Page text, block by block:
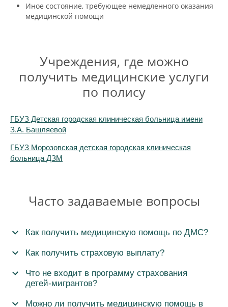
Иное состояние, требующее немедленного оказания
медицинской помощи
Учреждения, где можно
получить медицинские услуги
по полису
ГБУЗ Детская городская клиническая больница имени
З.А. Башляевой
ГБУЗ Морозовская детская городская клиническая
больница ДЗМ
Часто задаваемые вопросы
Как получить медицинскую помощь по ДМС?
Как получить страховую выплату?
Что не входит в программу страхования
детей-мигрантов?
Можно ли получить медицинскую помощь в